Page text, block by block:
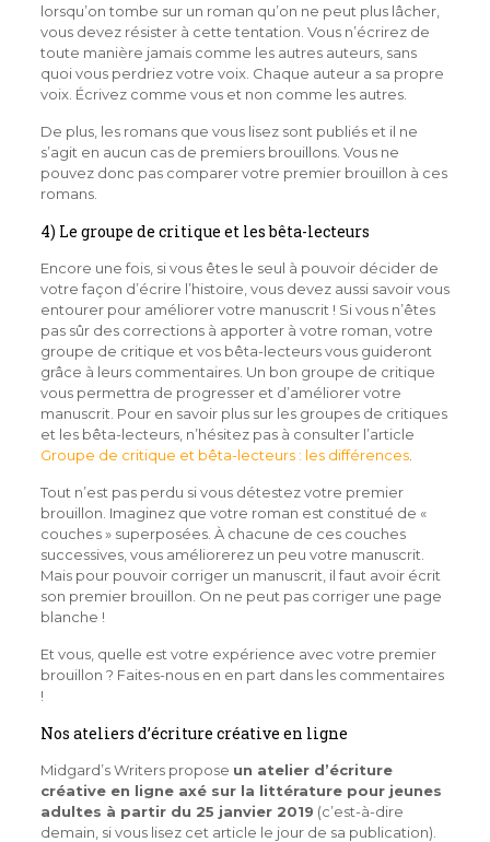
lorsqu’on tombe sur un roman qu’on ne peut plus lâcher,
vous devez résister à cette tentation. Vous n’écrirez de
toute manière jamais comme les autres auteurs, sans
quoi vous perdriez votre voix. Chaque auteur a sa propre
voix. Écrivez comme vous et non comme les autres.
De plus, les romans que vous lisez sont publiés et il ne
s’agit en aucun cas de premiers brouillons. Vous ne
pouvez donc pas comparer votre premier brouillon à ces
romans.
4) Le groupe de critique et les bêta-lecteurs
Encore une fois, si vous êtes le seul à pouvoir décider de
votre façon d’écrire l’histoire, vous devez aussi savoir vous
entourer pour améliorer votre manuscrit ! Si vous n’êtes
pas sûr des corrections à apporter à votre roman, votre
groupe de critique et vos bêta-lecteurs vous guideront
grâce à leurs commentaires. Un bon groupe de critique
vous permettra de progresser et d’améliorer votre
manuscrit. Pour en savoir plus sur les groupes de critiques
et les bêta-lecteurs, n’hésitez pas à consulter l’article
Groupe de critique et bêta-lecteurs : les différences.
Tout n’est pas perdu si vous détestez votre premier
brouillon. Imaginez que votre roman est constitué de «
couches » superposées. À chacune de ces couches
successives, vous améliorerez un peu votre manuscrit.
Mais pour pouvoir corriger un manuscrit, il faut avoir écrit
son premier brouillon. On ne peut pas corriger une page
blanche !
Et vous, quelle est votre expérience avec votre premier
brouillon ? Faites-nous en en part dans les commentaires
!
Nos ateliers d’écriture créative en ligne
Midgard’s Writers propose un atelier d’écriture
créative en ligne axé sur la littérature pour jeunes
adultes à partir du 25 janvier 2019 (c’est-à-dire
demain, si vous lisez cet article le jour de sa publication).